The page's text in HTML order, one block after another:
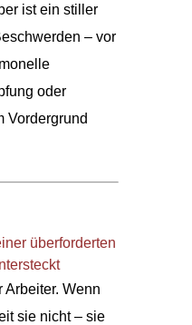
ist ein stiller
– vor
oder
Vordergrund
überforderten
Arbeiter. Wenn
sie nicht – sie